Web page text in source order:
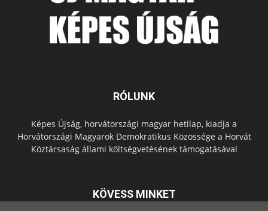
RÓLUNK
Képes Újság, horvátországi magyar hetilap, kiadja a
Horvátországi Magyarok Demokratikus Közössége a Horvát
Köztársaság állami költségvetésének támogatásával
KÖVESS MINKET